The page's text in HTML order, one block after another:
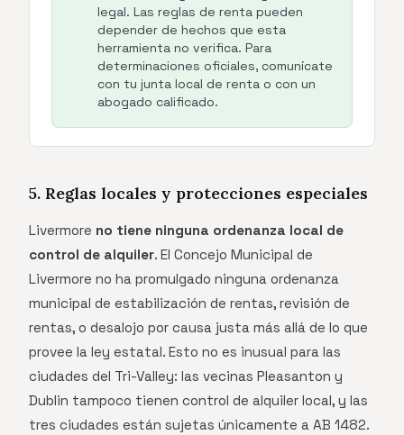
legal. Las reglas de renta pueden
depender de hechos que esta
herramienta no verifica. Para
determinaciones oficiales, comunícate
con tu junta local de renta o con un
abogado calificado.
5. Reglas locales y protecciones especiales
Livermore no tiene ninguna ordenanza local de
control de alquiler. El Concejo Municipal de
Livermore no ha promulgado ninguna ordenanza
municipal de estabilización de rentas, revisión de
rentas, o desalojo por causa justa más allá de lo que
provee la ley estatal. Esto no es inusual para las
ciudades del Tri-Valley: las vecinas Pleasanton y
Dublin tampoco tienen control de alquiler local, y las
tres ciudades están sujetas únicamente a AB 1482.